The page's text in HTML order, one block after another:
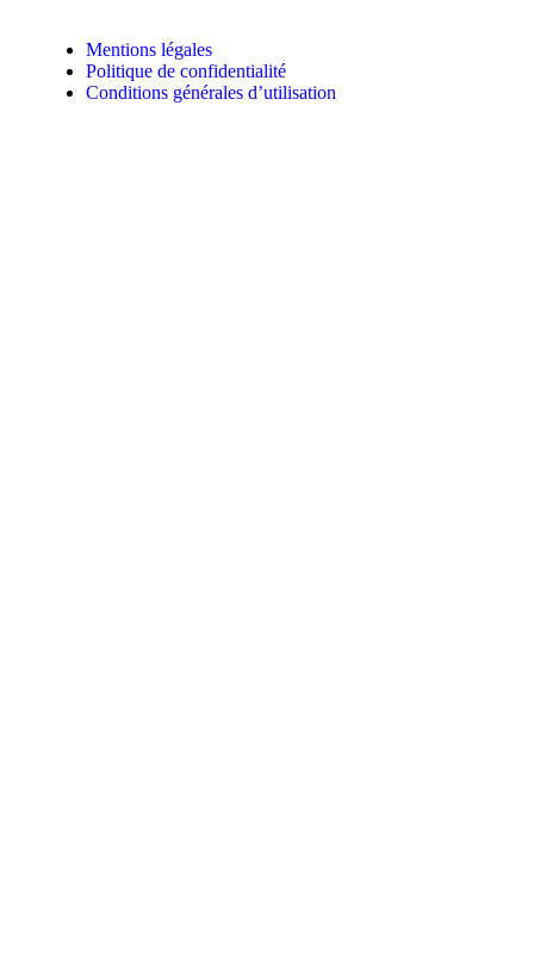
Mentions légales
Politique de confidentialité
Conditions générales d’utilisation